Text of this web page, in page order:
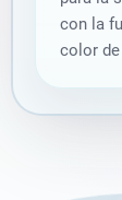
con la
color